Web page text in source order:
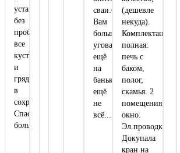
установили
без
проблем,
все
кусты
и
грядки
в
сохранности.
Спасибо
большое!
сваи.Спасибо
Вам
большое.Меня
уговаривает
ещё
на
баньку,это
ещё
не
всё...
(дешевле
некуда).
Комплектация
полная:
печь с
баком,
полог,
скамья. 2
помещения,
окно.
Эл.проводка.
Докупала
кран на